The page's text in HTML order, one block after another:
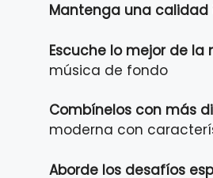
Mantenga una calidad
Escuche lo mejor de la
música de fondo
Combínelos con más
moderna con
Aborde los desafíos